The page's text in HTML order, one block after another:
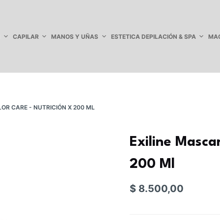
CAPILAR MANOS Y UÑAS ESTETICA DEPILACIÓN & SPA
CARE - NUTRICIÓN X 200 ML
Exiline
200 Ml
$ 8.500,00